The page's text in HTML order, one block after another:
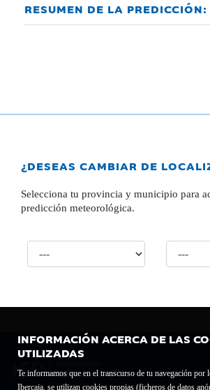
INFORMACIÓN ACERCA DE LAS
UTILIZADAS
Te informamos que en el transcurso de tu navegación
Ibercaja, se utilizan cookies propias (ficheros de datos
RESUMEN DE LA PREDICCIÓN:
¿DESEAS CAMBIAR DE
Selecciona tu provincia y municipio para
predicción meteorológica.